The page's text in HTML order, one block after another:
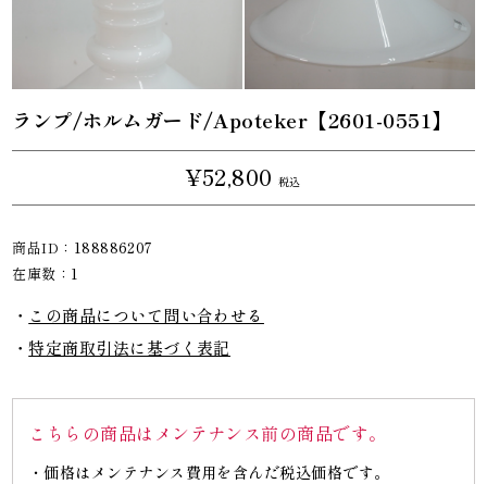
ランプ/ホルムガード/Apoteker【2601-0551】
¥52,800 税込
商品ID： 188886207
在庫数： 1
この商品について問い合わせる
特定商取引法に基づく表記
こちらの商品はメンテナンス前の商品です。
価格はメンテナンス費用を含んだ税込価格です。